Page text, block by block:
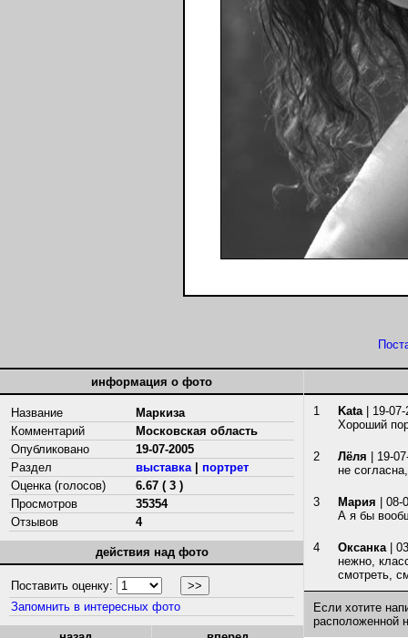
информация о фото
Название
Маркиза
Комментарий
Московская область
Опубликовано
19-07-2005
Раздел
выставка| портрет
Оценка (голосов)
6.67 ( 3 )
Просмотров
35354
Отзывов
4
действия над фото
Поставить оценку:
Запомнить в интересных фото
1 Kata| 19-07-
Хороший
2 Лёля | 19-
не
3 Мария | 08-
А я бы
4 Оксанка|
нежно,
смотреть,
Если хотите
расположенной